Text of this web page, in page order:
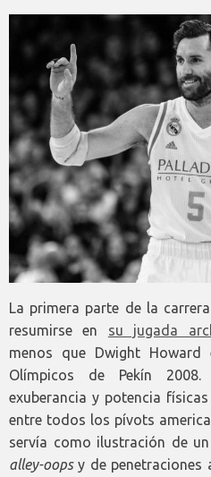
La primera parte de la
resumirse en su jugada
menos que Dwight
Olímpicos de Pekín
exuberancia y potencia
entre todos los pívots
servía como ilustración de
alley-oopsy de penetraciones